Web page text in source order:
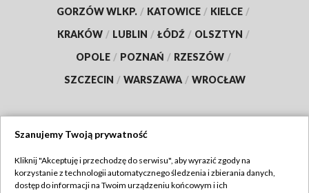
GORZÓW WLKP. / KATOWICE / KIELCE /
KRAKÓW / LUBLIN / ŁÓDŹ / OLSZTYN /
OPOLE / POZNAŃ / RZESZÓW /
SZCZECIN / WARSZAWA / WROCŁAW
TVP
Szanujemy Twoją prywatność
Kliknij "Akceptuję i przechodzę do serwisu", aby wyrazić zgody na
korzystanie z technologii automatycznego śledzenia i zbierania danych,
dostęp do informacji na Twoim urządzeniu końcowym i ich